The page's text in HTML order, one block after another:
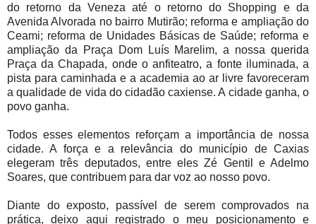
do retorno da Veneza até o retorno do Shopping e da
Avenida Alvorada no bairro Mutirão; reforma e ampliação do
Ceami; reforma de Unidades Básicas de Saúde; reforma e
ampliação da Praça Dom Luís Marelim, a nossa querida
Praça da Chapada, onde o anfiteatro, a fonte iluminada, a
pista para caminhada e a academia ao ar livre favoreceram
a qualidade de vida do cidadão caxiense. A cidade ganha, o
povo ganha.
Todos esses elementos reforçam a importância de nossa
cidade. A força e a relevância do município de Caxias
elegeram três deputados, entre eles Zé Gentil e Adelmo
Soares, que contribuem para dar voz ao nosso povo.
Diante do exposto, passível de serem comprovados na
prática, deixo aqui registrado o meu posicionamento e